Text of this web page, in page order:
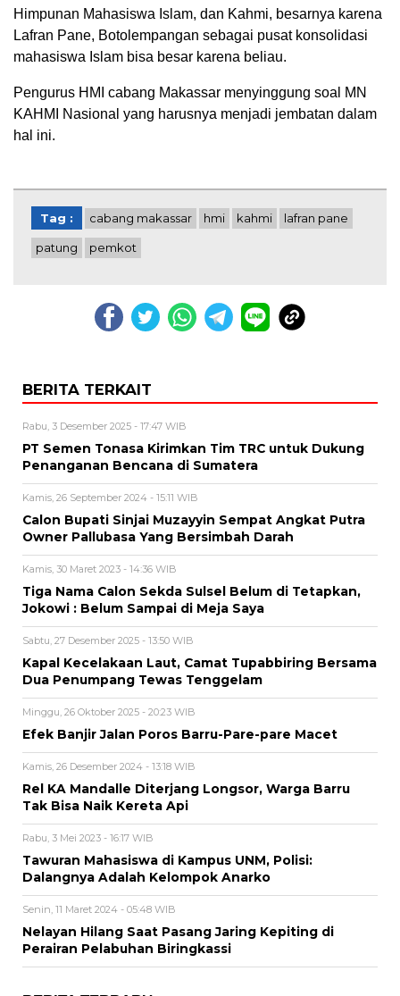
Himpunan Mahasiswa Islam, dan Kahmi, besarnya karena
Lafran Pane, Botolempangan sebagai pusat konsolidasi
mahasiswa Islam bisa besar karena beliau.
Pengurus HMI cabang Makassar menyinggung soal MN
KAHMI Nasional yang harusnya menjadi jembatan dalam
hal ini.
Tag : cabang makassar hmi kahmi lafran pane
patung pemkot
BERITA TERKAIT
Rabu, 3 Desember 2025 - 17:47 WIB
PT Semen Tonasa Kirimkan Tim TRC untuk Dukung
Penanganan Bencana di Sumatera
Kamis, 26 September 2024 - 15:11 WIB
Calon Bupati Sinjai Muzayyin Sempat Angkat Putra
Owner Pallubasa Yang Bersimbah Darah
Kamis, 30 Maret 2023 - 14:36 WIB
Tiga Nama Calon Sekda Sulsel Belum di Tetapkan,
Jokowi : Belum Sampai di Meja Saya
Sabtu, 27 Desember 2025 - 13:50 WIB
Kapal Kecelakaan Laut, Camat Tupabbiring Bersama
Dua Penumpang Tewas Tenggelam
Minggu, 26 Oktober 2025 - 20:23 WIB
Efek Banjir Jalan Poros Barru-Pare-pare Macet
Kamis, 26 Desember 2024 - 13:18 WIB
Rel KA Mandalle Diterjang Longsor, Warga Barru
Tak Bisa Naik Kereta Api
Rabu, 3 Mei 2023 - 16:17 WIB
Tawuran Mahasiswa di Kampus UNM, Polisi:
Dalangnya Adalah Kelompok Anarko
Senin, 11 Maret 2024 - 05:48 WIB
Nelayan Hilang Saat Pasang Jaring Kepiting di
Perairan Pelabuhan Biringkassi